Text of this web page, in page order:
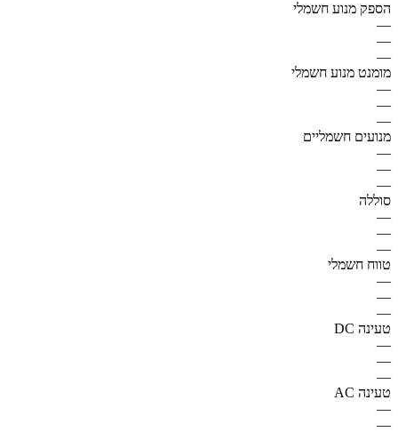
הספק מנוע חשמלי
—
—
—
מומנט מנוע חשמלי
—
—
—
מנועים חשמליים
—
—
—
סוללה
—
—
—
טווח חשמלי
—
—
—
טעינה DC
—
—
—
טעינה AC
—
—